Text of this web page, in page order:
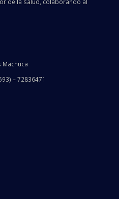
Machuca
– 72836471